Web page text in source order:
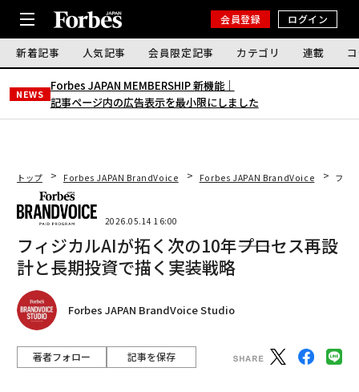
会員登録 ログイン
新着記事 人気記事 会員限定記事 カテゴリ 連載
NEWS
Forbes JAPAN MEMBERSHIP 新機能｜
記事ページ内の広告表示を最小限にしました
トップ Forbes JAPAN BrandVoice Forbes JAPAN BrandVoice フィ
2026.05.14 16:00
フィジカルAIが拓く次の10年――プロセス再設
計と長期投資で描く実装戦略
Forbes JAPAN BrandVoice Studio
著者フォロー 記事を保存